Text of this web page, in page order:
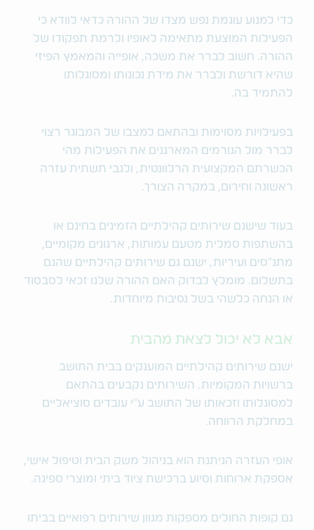
כדי למנוע עוגמת נפש מצדו של ההורה כדאי לוודא כי
הפעילות המוצעת מתאימה לאופיו ולרמת תפקודו של
ההורה. חשוב לברר את משכה, אופייה והמאמץ הפיזי
שהיא דורשת ולברר את מידת נכונותו ומסוגלותו
להתמיד בה.
בפעילויות מסוימות ובהתאם למצבו של המבוגר רצוי
לברר מול הגורמים המארגנים את הפעילות מהי
הכשרתם המקצועית הרלוונטית, ולגבי תשתית עזרה
ראשונה וחירום, במקרה הצורך.
בעוד שישנם שירותים קהילתיים הזמינים בחינם או
בהשתפות סמלית מטעם עמותות, ארגונים מקומיים,
מתנ"סים ועיריות, ישנם גם שירותים קהילתיים שהנם
בתשלום. מומלץ לבדוק האם ההורה שלנו זכאי לסבסוד
או הנחה כלשהי בשל נסיבות מיוחדות.
אבא לא יכול לצאת מהבית
ישנם שירותים קהילתיים המוענקים בבית התושב
ברשויות המקומיות. השירותים נקבעים בהתאם
למסוגלותו וזכאותו של התושב ע"י עובדים סוציאליים
במחלקת הרווחה.
אופי העזרה הניתנת הוא בניהול משק הבית וטיפול אישי,
אספקת ארוחות וסיוע ברכישת ציוד ביתי ומוצרי ספיגה.
גם קופות החולים מספקות מגוון שירותים רפואיים בביתו